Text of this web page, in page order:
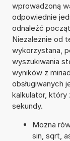
wprowadzoną
odpowiednie
odnaleźć
Niezależnie od
wykorzystana,
wyszukiwania
wyników z
obsługiwanych
kalkulator, który
sekundy.
Można
sin, sqrt,